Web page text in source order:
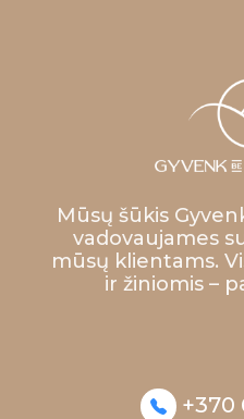
Mūsų šūkis
vadovaujames
mūsų klientams.
ir žiniomis –
+370